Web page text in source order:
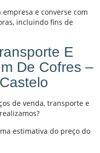
e converse com
incluindo fins de
E
De Cofres –
de venda, transporte e
estimativa do preço do